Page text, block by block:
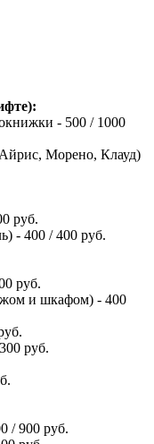
- 500 / 1000
Морено, Клауд)
руб.
- 400 / 400 руб.
руб.
и шкафом) - 400
руб.
/ 900 руб.